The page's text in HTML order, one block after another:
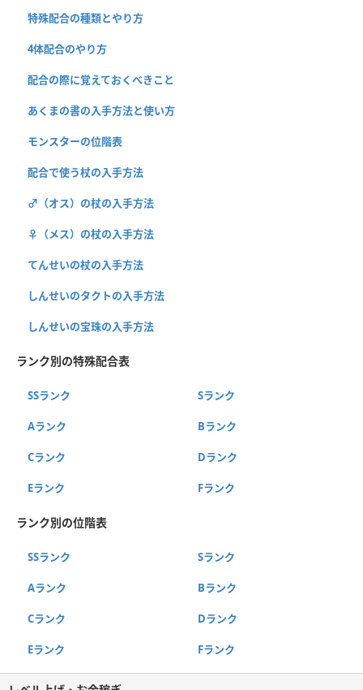
特殊配合の種類とやり方
4体配合のやり方
配合の際に覚えておくべきこと
あくまの書の入手方法と使い方
モンスターの位階表
配合で使う杖の入手方法
♂（オス）の杖の入手方法
♀（メス）の杖の入手方法
てんせいの杖の入手方法
しんせいのタクトの入手方法
しんせいの宝珠の入手方法
ランク別の特殊配合表
SSランク Sランク
Aランク Bランク
Cランク Dランク
Eランク Fランク
ランク別の位階表
SSランク Sランク
Aランク Bランク
Cランク Dランク
Eランク Fランク